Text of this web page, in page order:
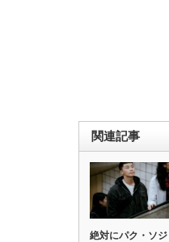
関連記事
絶対にパク・ソジ